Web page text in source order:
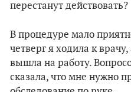
перестанут действовать?
В процедуре мало
четверг я ходила к
вышла на работу.
сказала, что мне нужно